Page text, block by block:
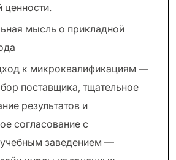
ценности.
мысль о прикладной
к микроквалификациям —
поставщика, тщательное
результатов и
согласование с
заведением —